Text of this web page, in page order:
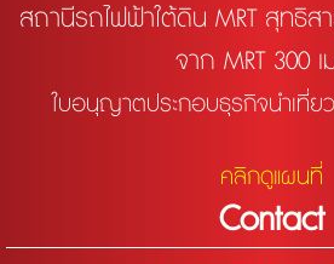
สถานีรถไฟฟ้าใต้ดิน MRT สุทธิ
จาก MRT 300
ใบอนุญาตประกอบธุรกิจนำเที่ย
คลิกดูแผนที่
Contact